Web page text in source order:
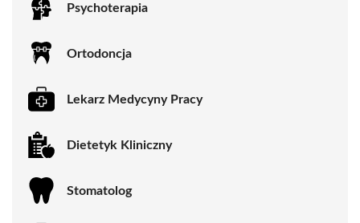
Psychoterapia
Ortodoncja
Lekarz Medycyny Pracy
Dietetyk Kliniczny
Stomatolog